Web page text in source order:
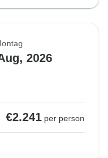
2026
€2.241 per person